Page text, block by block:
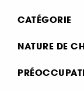
CATÉGORIE
Cheveux
NATURE DE
Normaux